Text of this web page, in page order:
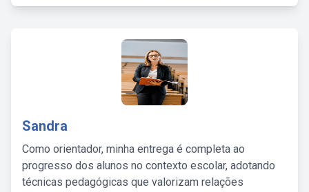
Sandra
Como orientador, minha entrega é completa ao
progresso dos alunos no contexto escolar, adotando
técnicas pedagógicas que valorizam relações